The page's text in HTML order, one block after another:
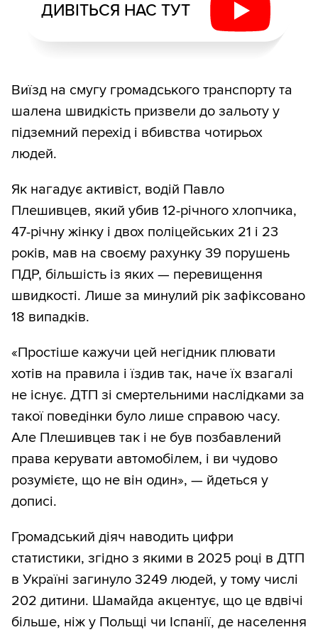
ДИВІТЬСЯ НАС ТУТ
Виїзд на смугу громадського транспорту та
шалена швидкість призвели до зальоту у
підземний перехід і вбивства чотирьох
людей.
Як нагадує активіст, водій Павло
Плешивцев, який убив 12-річного хлопчика,
47-річну жінку і двох поліцейських 21 і 23
років, мав на своєму рахунку 39 порушень
ПДР, більшість із яких — перевищення
швидкості. Лише за минулий рік зафіксовано
18 випадків.
«Простіше кажучи цей негідник плювати
хотів на правила і їздив так, наче їх взагалі
не існує. ДТП зі смертельними наслідками за
такої поведінки було лише справою часу.
Але Плешивцев так і не був позбавлений
права керувати автомобілем, і ви чудово
розумієте, що не він один», — йдеться у
дописі.
Громадський діяч наводить цифри
статистики, згідно з якими в 2025 році в ДТП
в Україні загинуло 3249 людей, у тому числі
202 дитини. Шамайда акцентує, що це вдвічі
більше, ніж у Польщі чи Іспанії, де населення